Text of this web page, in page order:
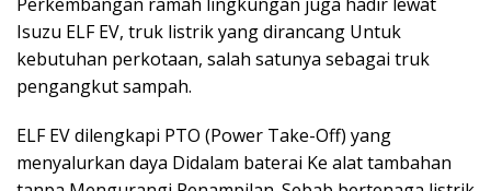
Isuzu ELF EV, truk listrik yang dirancang Untuk
kebutuhan perkotaan, salah satunya sebagai truk
pengangkut sampah.
ELF EV dilengkapi PTO (Power Take-Off) yang
menyalurkan daya Didalam baterai Ke alat tambahan